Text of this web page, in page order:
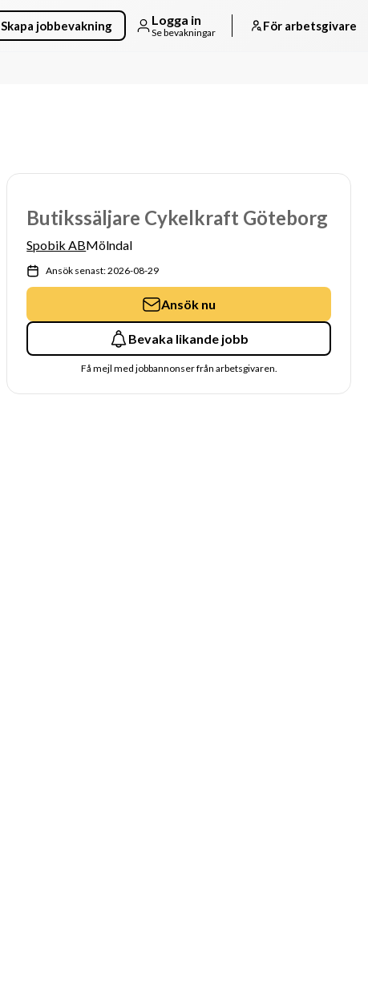
Skapa jobbevakning Logga in
Se bevakningar För arbetsgivare
Butikssäljare Cykelkraft Göteborg
Spobik ABMölndal
Ansök senast: 2026-08-29
Ansök nu
Bevaka likande jobb
Få mejl med jobbannonser från arbetsgivaren.